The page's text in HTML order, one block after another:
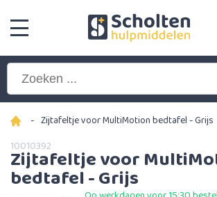
- Zijtafeltje voor MultiMotion bedtafel - Grijs
10010392
Zijtafeltje voor
bedtafel - Grijs